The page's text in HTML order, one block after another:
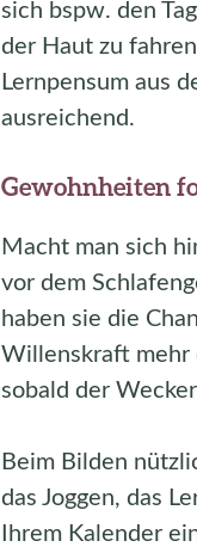
sich bspw. den
der Haut zu
Lernpensum aus
ausreichend.
Gewohnheiten
Macht man sich
vor dem
haben sie die
Willenskraft mehr
sobald der
Beim Bilden
das Joggen, das
Ihrem Kalender